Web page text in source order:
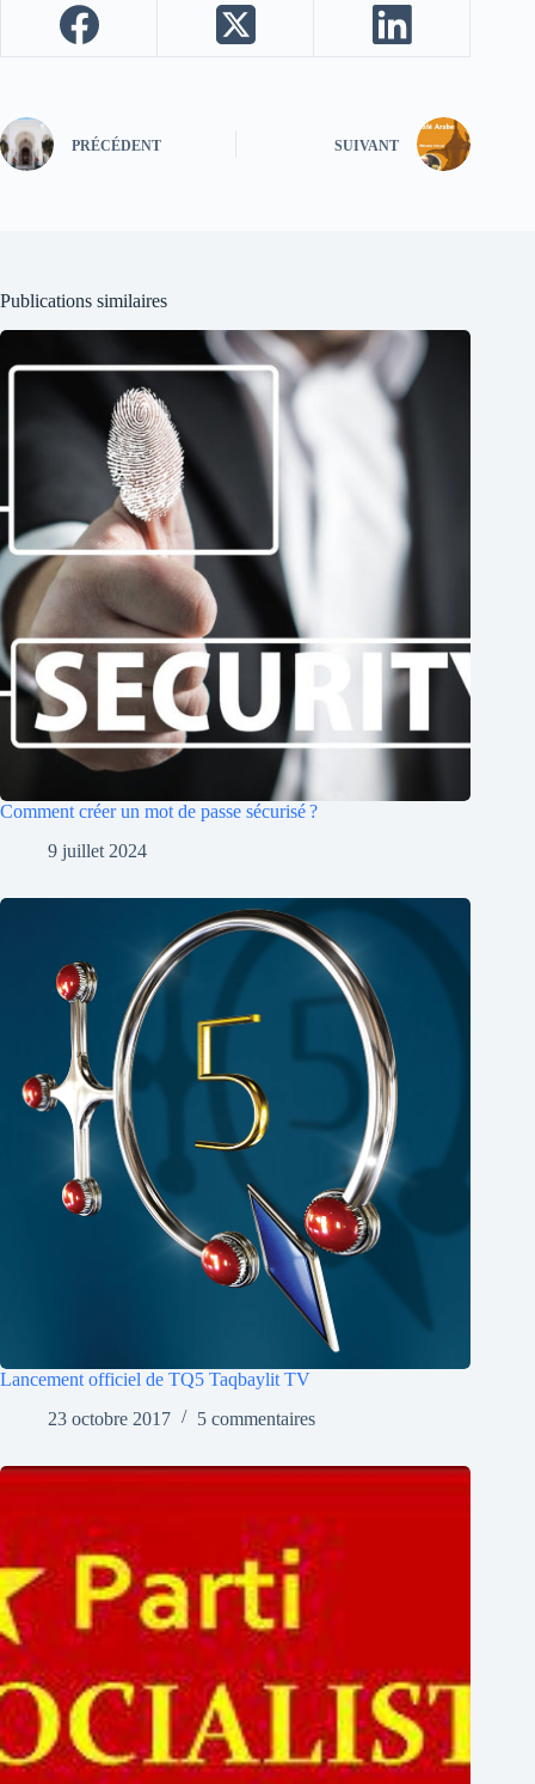
PRÉCÉDENT SUIVANT
Publications similaires
Comment créer un mot de passe sécurisé ?
9 juillet 2024
Lancement officiel de TQ5 Taqbaylit TV
23 octobre 2017
5 commentaires